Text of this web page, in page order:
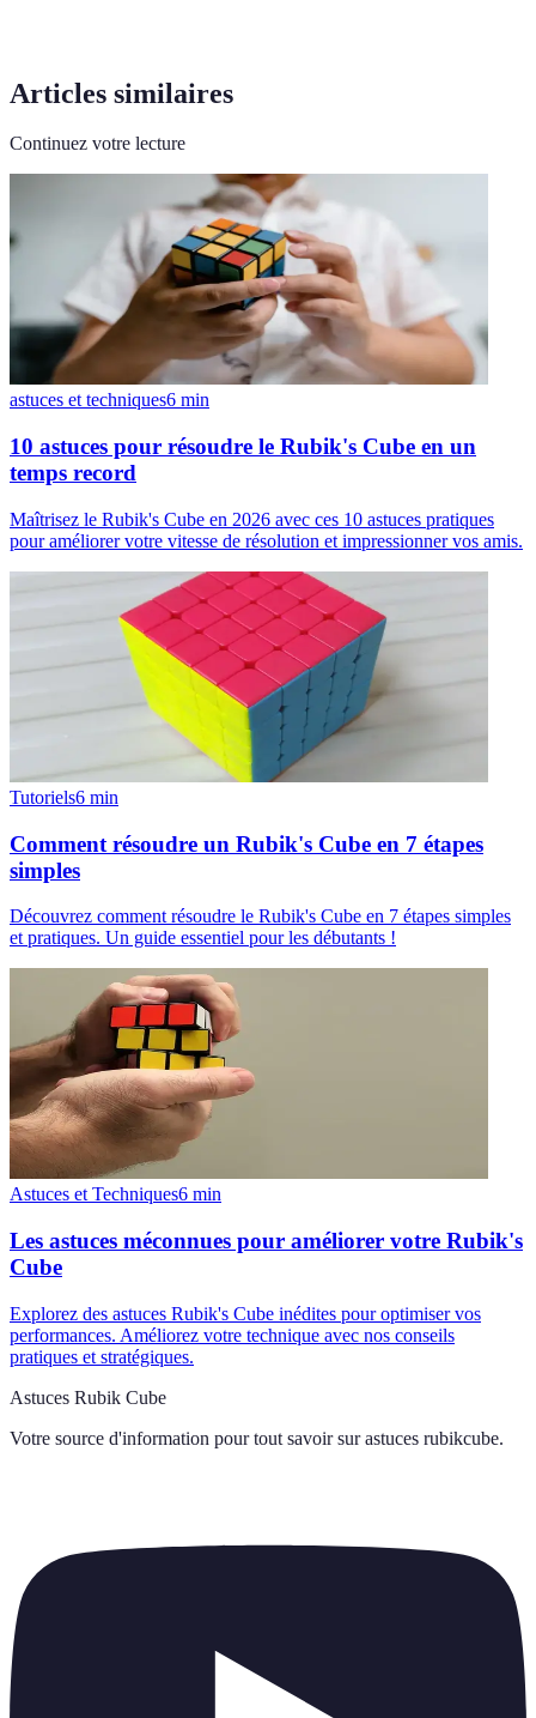
Articles similaires
Continuez votre lecture
astuces et techniques6 min
10 astuces pour résoudre le Rubik's Cube en un
temps record
Maîtrisez le Rubik's Cube en 2026 avec ces 10 astuces pratiques
pour améliorer votre vitesse de résolution et impressionner vos amis.
Tutoriels6 min
Comment résoudre un Rubik's Cube en 7 étapes
simples
Découvrez comment résoudre le Rubik's Cube en 7 étapes simples
et pratiques. Un guide essentiel pour les débutants !
Astuces et Techniques6 min
Les astuces méconnues pour améliorer votre Rubik's
Cube
Explorez des astuces Rubik's Cube inédites pour optimiser vos
performances. Améliorez votre technique avec nos conseils
pratiques et stratégiques.
Astuces Rubik Cube
Votre source d'information pour tout savoir sur astuces rubikcube.